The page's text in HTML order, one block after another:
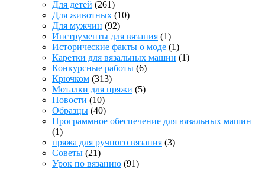
Для детей (261)
Для животных (10)
Для мужчин (92)
Инструменты для вязания (1)
Исторические факты о моде (1)
Каретки для вязальных машин (1)
Конкурсные работы (6)
Крючком (313)
Моталки для пряжи (5)
Новости (10)
Образцы (40)
Программное обеспечение для вязальных машин
(1)
пряжа для ручного вязания (3)
Советы (21)
Урок по вязанию (91)